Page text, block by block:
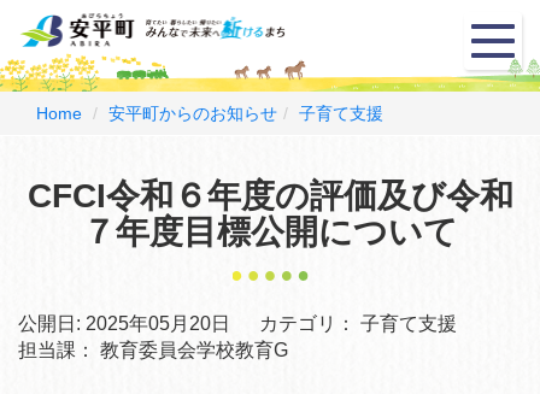
メ
ニ
ュ
Home 安平町からのお知らせ 子育て支援
CFCI令和６年度の評価及び令和
７年度目標公開について
公開日: 2025年05月20日 カテゴリ：
子育て支援
担当課：
教育委員会学校教育G